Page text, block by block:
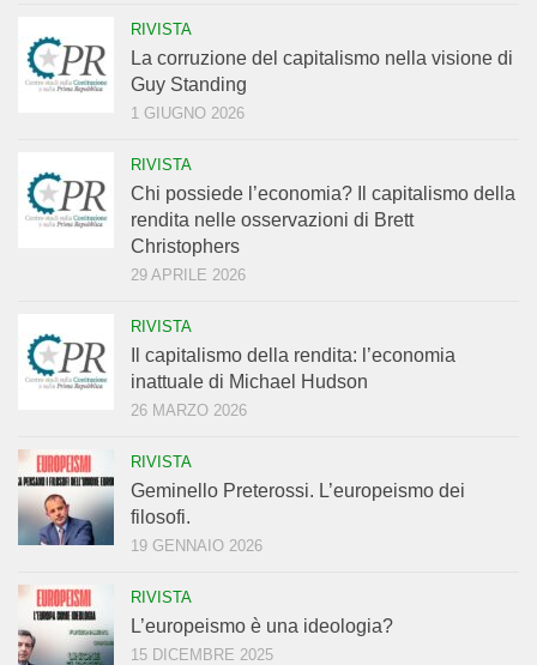
RIVISTA
La corruzione del capitalismo nella visione di
Guy Standing
1 GIUGNO 2026
RIVISTA
Chi possiede l’economia? Il capitalismo della
rendita nelle osservazioni di Brett
Christophers
29 APRILE 2026
RIVISTA
Il capitalismo della rendita: l’economia
inattuale di Michael Hudson
26 MARZO 2026
RIVISTA
Geminello Preterossi. L’europeismo dei
filosofi.
19 GENNAIO 2026
RIVISTA
L’europeismo è una ideologia?
15 DICEMBRE 2025